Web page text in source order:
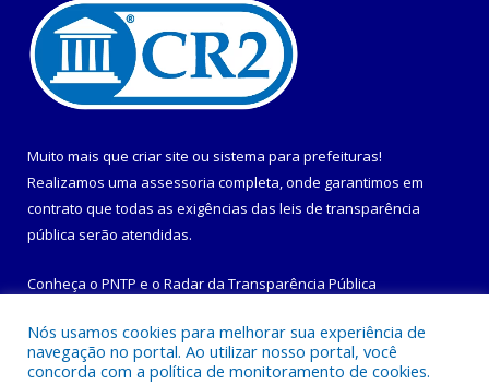
Muito mais que criar site ou sistema para prefeituras!
Realizamos uma assessoria completa, onde garantimos em
contrato que todas as exigências das leis de transparência
pública serão atendidas.
Conheça o PNTP e o Radar da Transparência Pública
Nós usamos cookies para melhorar sua experiência de
navegação no portal. Ao utilizar nosso portal, você
concorda com a política de monitoramento de cookies.